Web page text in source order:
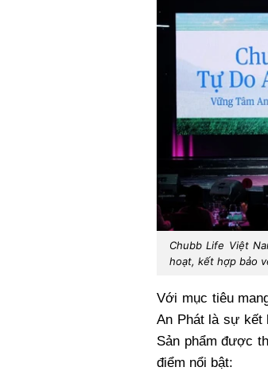
Chubb Life Việt
hoạt, kết hợp bảo
Với mục tiêu
An Phát là sự kết
Sản phẩm được
điểm nổi bật: